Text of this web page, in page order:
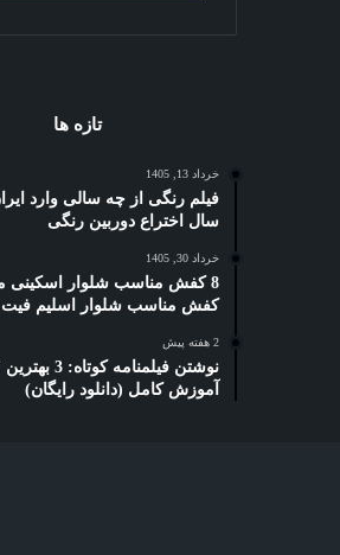
تازه ها
خرداد 13, 1405
فیلم رنگی از چه سالی وارد
سال اختراع دوربین رنگی
خرداد 30, 1405
8 کفش مناسب شلوار اسکینی
کفش مناسب شلوار اسلیم فیت
2 هفته پیش
آموزش کامل (دانلود رایگان)